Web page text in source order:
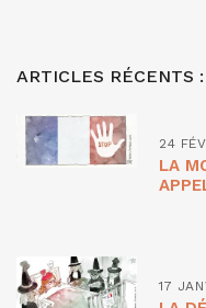
ARTICLES RÉCENTS :
24
LA
17